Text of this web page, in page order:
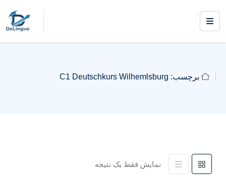
برچسب: C1 Deutschkurs Wilhemlsburg
نمایش فقط یک نتیجه